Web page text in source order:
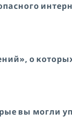
о
вы могли